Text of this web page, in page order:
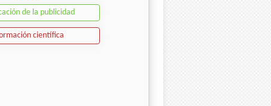
de la publicidad
científica